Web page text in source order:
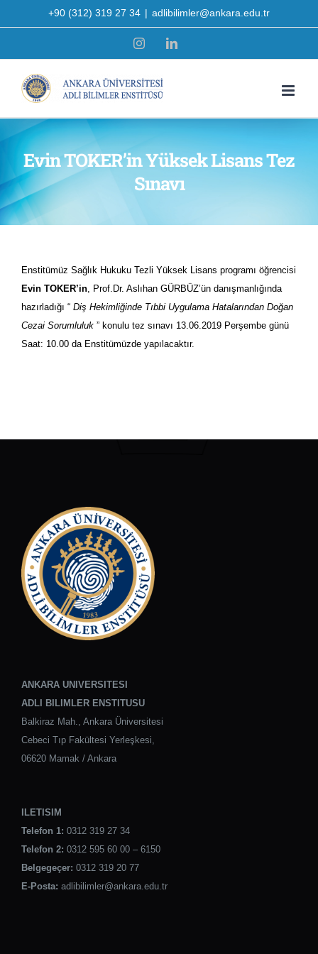
to
+90 (312) 319 27 34 | adlibilimler@ankara.edu.tr
InstagramLinkedIn
Evin TOKER’in Yüksek Lisans Tez
Sınavı
Enstitümüz Sağlık Hukuku Tezli Yüksek Lisans programı öğrencisi
Evin TOKER’in , Prof.Dr. Aslıhan GÜRBÜZ’ün danışmanlığında
hazırladığı “ Diş Hekimliğinde Tıbbi Uygulama Hatalarından Doğan
Cezai Sorumluluk ” konulu tez sınavı 13.06.2019 Perşembe günü
Saat: 10.00 da Enstitümüzde yapılacaktır.
ANKARA UNIVERSITESI
ADLI BILIMLER ENSTITUSU
Balkiraz Mah., Ankara Üniversitesi
Cebeci Tıp Fakültesi Yerleşkesi,
06620 Mamak / Ankara
ILETISIM
Telefon 1: 0312 319 27 34
Telefon 2: 0312 595 60 00 – 6150
Belgegeçer: 0312 319 20 77
E-Posta: adlibilimler@ankara.edu.tr